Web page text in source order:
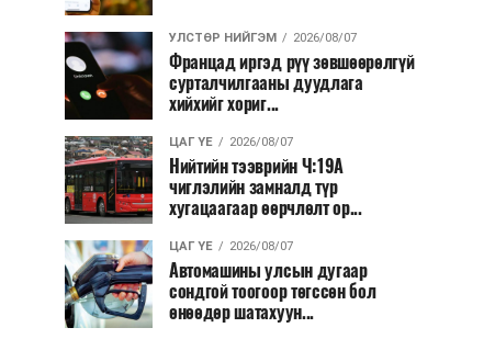
УЛСТӨР НИЙГЭМ 2026/08/07
Францад иргэд рүү зөвшөөрөлгүй
сурталчилгааны дуудлага
хийхийг хориг...
ЦАГ ҮЕ 2026/08/07
Нийтийн тээврийн Ч:19А
чиглэлийн замналд түр
хугацаагаар өөрчлөлт ор...
ЦАГ ҮЕ 2026/08/07
Автомашины улсын дугаар
сондгой тоогоор төгссөн бол
өнөөдөр шатахуун...